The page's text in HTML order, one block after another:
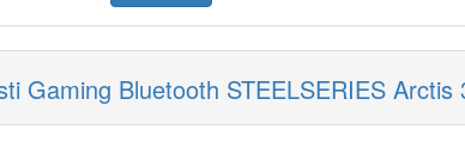
Gaming Bluetooth STEELSERIES